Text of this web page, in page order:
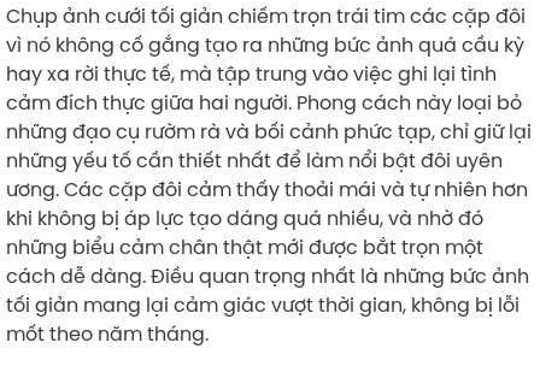
Chụp ảnh cưới tối giản chiếm trọn trái tim các cặp đôi
vì nó không cố gắng tạo ra những bức ảnh quá cầu kỳ
hay xa rời thực tế, mà tập trung vào việc ghi lại tình
cảm đích thực giữa hai người. Phong cách này loại bỏ
những đạo cụ rườm rà và bối cảnh phức tạp, chỉ giữ lại
những yếu tố cần thiết nhất để làm nổi bật đôi uyên
ương. Các cặp đôi cảm thấy thoải mái và tự nhiên hơn
khi không bị áp lực tạo dáng quá nhiều, và nhờ đó
những biểu cảm chân thật mới được bắt trọn một
cách dễ dàng. Điều quan trọng nhất là những bức ảnh
tối giản mang lại cảm giác vượt thời gian, không bị lỗi
mốt theo năm tháng.